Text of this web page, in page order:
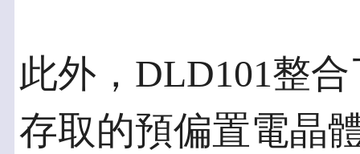
此外，DLD101整
存取的預偏置電晶